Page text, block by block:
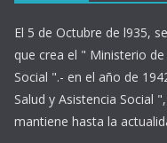
El 5 de Octubre de l935,
que crea el " Ministerio
Social ".- en el año de
Salud y Asistencia Social
mantiene hasta la